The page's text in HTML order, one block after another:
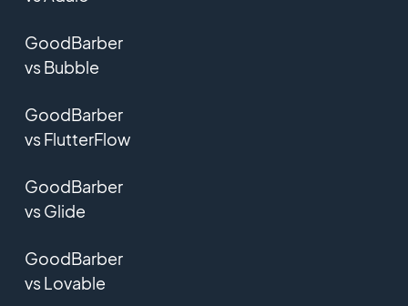
GoodBarber
vs Bubble
GoodBarber
vs FlutterFlow
GoodBarber
vs Glide
GoodBarber
vs Lovable